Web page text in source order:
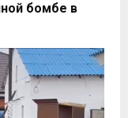
бомбе в